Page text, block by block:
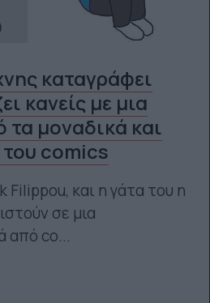
καταγράφει
κανείς με μια
τα μοναδικά και
του comics
και η γάτα του η
σε μια
από co...